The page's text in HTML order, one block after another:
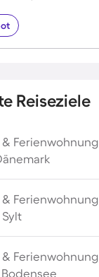
Reiseziele
Ferienwohnung
Ferienwohnung
Ferienwohnung